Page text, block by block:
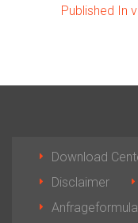
Published In
Download
Disclaimer